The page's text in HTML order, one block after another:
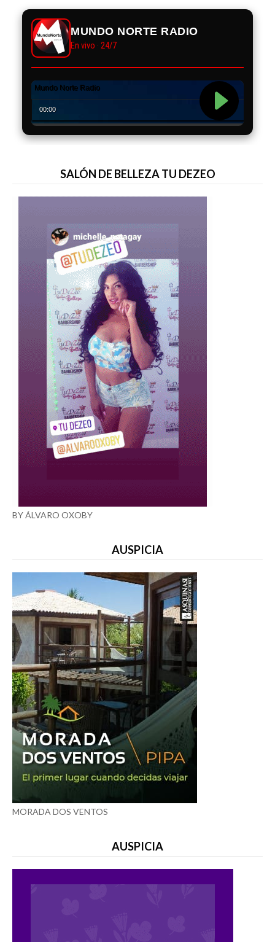
MUNDO NORTE RADIO
En vivo · 24/7
SALÓN DE BELLEZA TU DEZEO
BY ÁLVARO OXOBY
AUSPICIA
MORADA DOS VENTOS
AUSPICIA